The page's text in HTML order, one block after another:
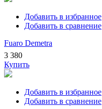
Добавить в избранное
Добавить в сравнение
Fuaro Demetra
3 380
Купить
Добавить в избранное
Добавить в сравнение